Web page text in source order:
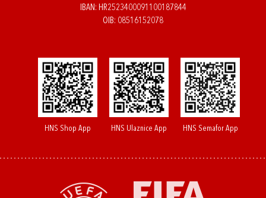
IBAN: HR2523400091100187844
OIB: 08516152078
HNS Shop App HNS Ulaznice App HNS Semafor App